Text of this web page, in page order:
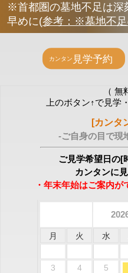
※首都圏の墓地不足は深
早めに(参考：※墓地不足
（ 無
上のボタン↑で見学
[カンタ
-ご自身の目で現
ご見学希望日の[
カンタンに
・年末年始はご案内が
月 火 水
3
4 5